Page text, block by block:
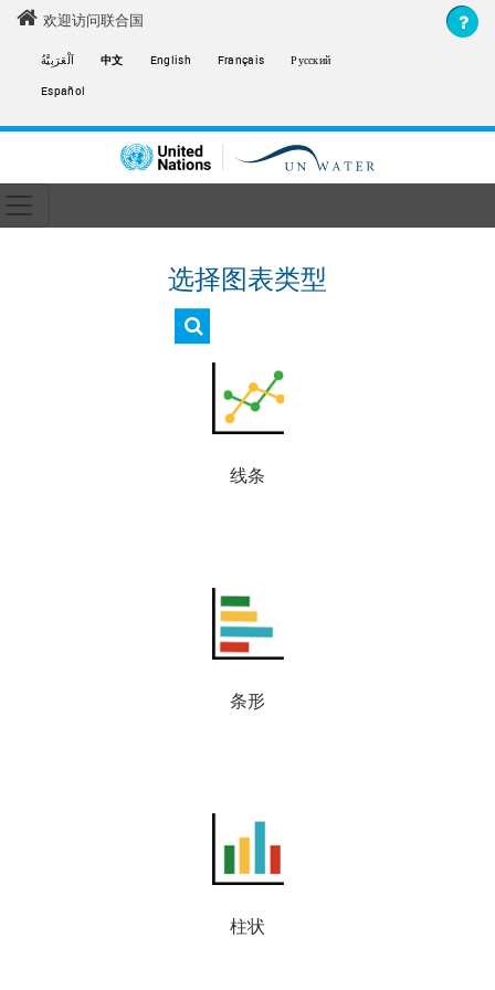
Skip to main content
欢迎访问联合国
اَلْعَرَبِيَّةُ 中文 English Français
Русский
Español
Toggle navigation
navigation
选择图表类型
线条
条形
柱状